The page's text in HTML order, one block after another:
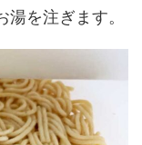
を注ぎます。